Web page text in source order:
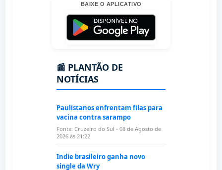
BAIXE O APLICATIVO